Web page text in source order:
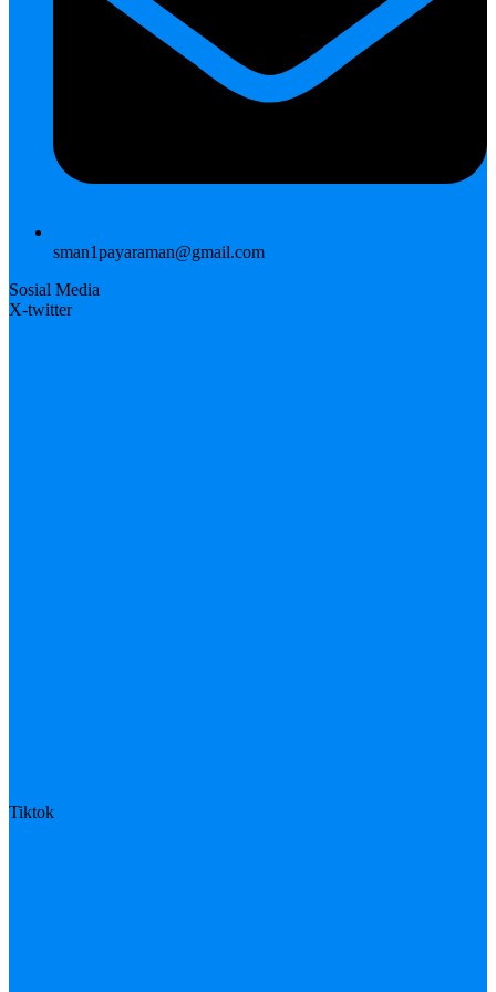
sman1payaraman@gmail.com
Sosial Media
X-twitter
Tiktok